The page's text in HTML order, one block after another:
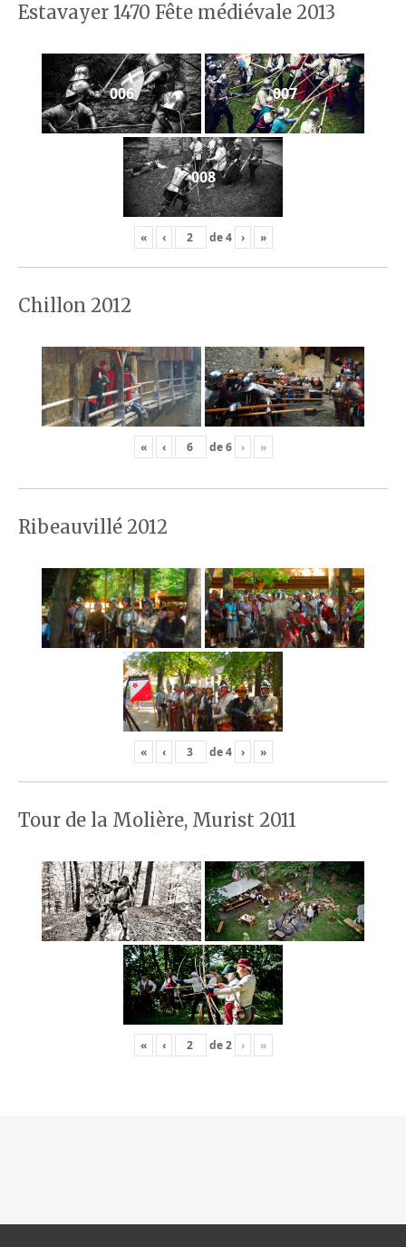
Estavayer 1470 Fête médiévale 2013
006 007
008
« ‹ de4 › »
Chillon 2012
« ‹ de6 › »
Ribeauvillé 2012
« ‹ de4 › »
Tour de la Molière, Murist 2011
« ‹ de2 › »